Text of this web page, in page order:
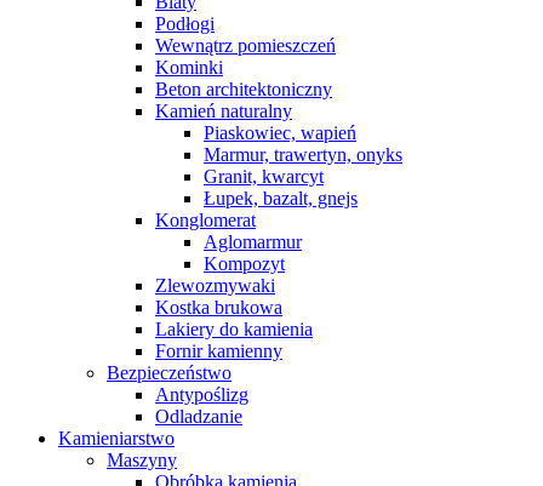
Podłogi
Wewnątrz pomieszczeń
Kominki
Beton architektoniczny
Kamień naturalny
Piaskowiec, wapień
Marmur, trawertyn, onyks
Granit, kwarcyt
Łupek, bazalt, gnejs
Konglomerat
Aglomarmur
Kompozyt
Zlewozmywaki
Kostka brukowa
Lakiery do kamienia
Fornir kamienny
Bezpieczeństwo
Antypoślizg
Odladzanie
Kamieniarstwo
Maszyny
Obróbka kamienia